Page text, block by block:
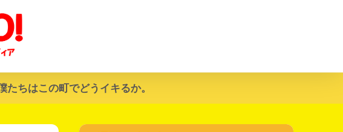
ちはこの町でどうイキるか。